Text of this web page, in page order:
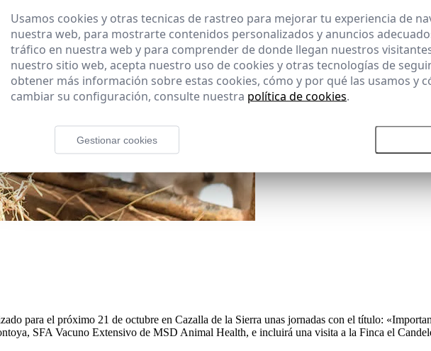
para el próximo 21 de octubre en Cazalla de la Sierra unas jornadas con el título:
SFA Vacuno Extensivo de MSD Animal Health, e incluirá una visita a la Finca el
Usamos cookies y otras tecnicas de rastreo para mejorar tu experiencia de
nuestra web, para mostrarte contenidos personalizados y anuncios
tráfico en nuestra web y para comprender de donde llegan nuestros
nuestro sitio web, acepta nuestro uso de cookies y otras tecnologías de
obtener más información sobre estas cookies, cómo y por qué las usamos y
cambiar su configuración, consulte nuestra política de cookies.
Gestionar cookies